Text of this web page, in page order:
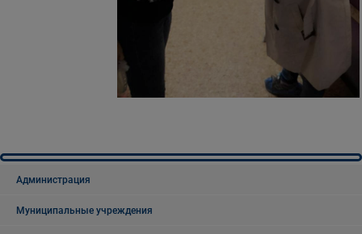
Администрация
Муниципальные учреждения